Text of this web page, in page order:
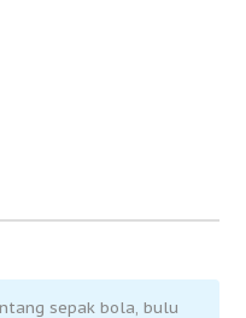
sepak bola, bulu